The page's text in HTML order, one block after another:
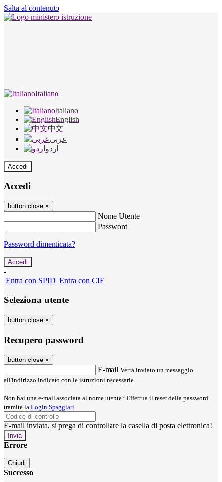
Salta al contenuto
Italiano
Italiano
English
中文
عربى
اردو
Accedi
Accedi
button close ×
Nome Utente
Password
Password dimenticata?
-
Entra con SPID Entra con CIE
Seleziona utente
button close ×
Recupero password
button close ×
E-mail Verrà inviato un messaggio
all'indirizzo indicato con le istruzioni necessarie.
Non hai una e-mail associata al nome utente? Effettua il reset della password
tramite la Login Spaggiari
E-mail inviata, si prega di controllare la casella di posta elettronica!
Errore
Chiudi
Successo